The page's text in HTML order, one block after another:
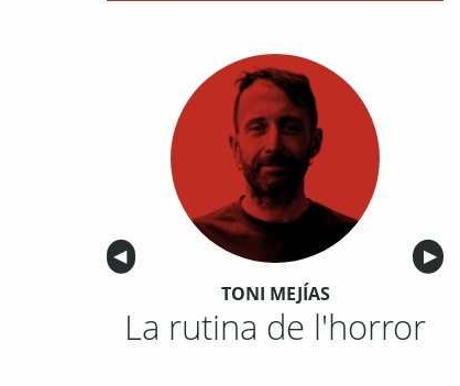
Anterior
◀︎ ▶︎
TONI MEJÍAS
La rutina de l'horror